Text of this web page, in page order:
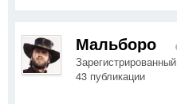
Мальборо
Зарегистрированный
43 публикации